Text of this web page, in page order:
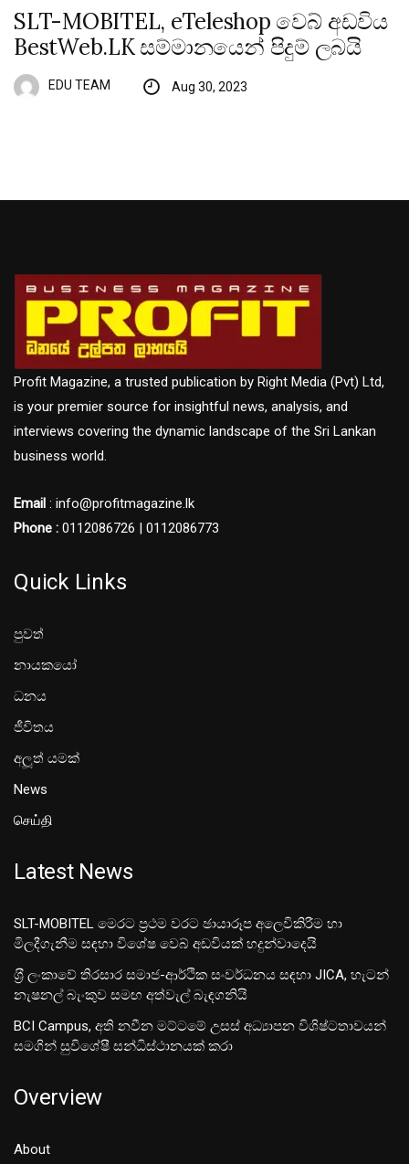
SLT-MOBITEL, eTeleshop වෙබ් අඩවිය
BestWeb.LK සම්මානයෙන් පිදුම් ලබයි
EDU TEAM Aug 30, 2023
Profit Magazine, a trusted publication by Right Media (Pvt) Ltd,
is your premier source for insightful news, analysis, and
interviews covering the dynamic landscape of the Sri Lankan
business world.
Email : info@profitmagazine.lk
Phone : 0112086726 | 0112086773
Quick Links
පුවත්
නායකයෝ
ධනය
ජීවිතය
අලූත් යමක්
News
செய்தி
Latest News
SLT-MOBITEL මෙරට ප්‍රථම වරට ඡායාරූප අලෙවිකිරීම හා
මිලදීගැනීම සඳහා විශේෂ වෙබ් අඩවියක් හදුන්වාදෙයි
ශ‍්‍රී ලංකාවේ තිරසාර සමාජ-ආර්ථික සංවර්ධනය සඳහා JICA, හැටන්
නැෂනල් බැංකුව සමඟ අත්වැල් බැඳගනියි
BCI Campus, අති නවීන මට්ටමේ උසස් අධ්‍යාපන විශිෂ්ටතාවයන්
සමගින් සුවිශේෂී සන්ධිස්ථානයක් කරා
Overview
About